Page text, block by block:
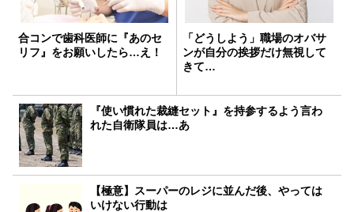
合コンで歯科医師に『あのセ
リフ』をお願いしたら…え！
「どうしよう」職場のオバサ
ンが自分の挨拶だけ無視して
きて…
『使い慣れた裁縫セット』を持参するよう言わ
れた自衛隊員は…あ
【極意】スーパーのレジに並んだ後、やっては
いけない行動は